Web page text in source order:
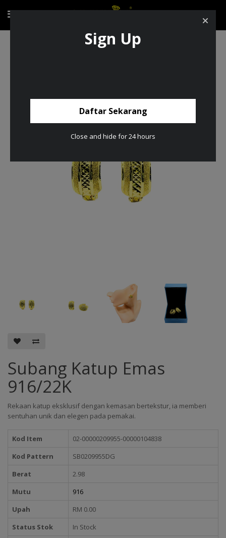
Subang Katup Emas 916/22K
Subang Katup Emas
916/22K
Rekaan katup eksklusif dengan kemasan bertekstur, ia memberi
sentuhan unik dan elegen pada pemakai.
Kod Item
02-00000209955-00000104838
Kod Pattern
SB0209955DG
Berat
2.98
Mutu
916
Upah
RM 0.00
Status Stok
In Stock
Sign Up
Daftar Sekarang
Close and hide for 24 hours